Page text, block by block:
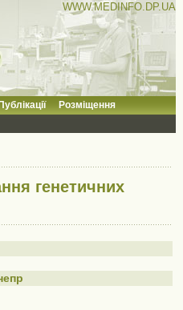
WWW.MEDINFO.DP.UA
Публікації Розміщення
генетичних